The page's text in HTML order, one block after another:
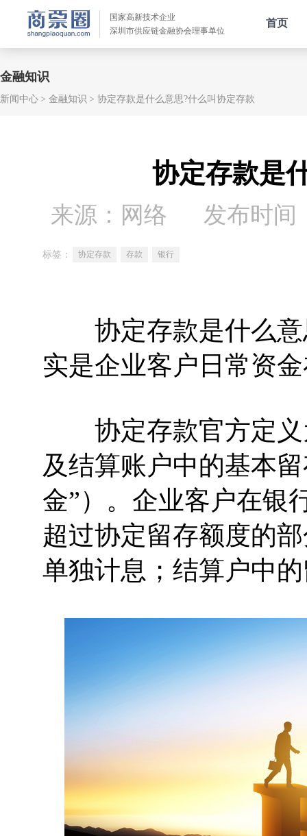
国家高新技术企业
深圳市供应链金融协会理事单位
首页
金融知识
新闻中心 金融知识 协定存款是什么意思?什么叫协定存款
协定存款是
来源：网络 发布时间
标签： 协定存款 存款 银行
协定存款是什么意
实是企业客户日常资
协定存款官方定义
及结算账户中的基本
金”）。企业客户在银
超过协定留存额度的
单独计息；结算户中